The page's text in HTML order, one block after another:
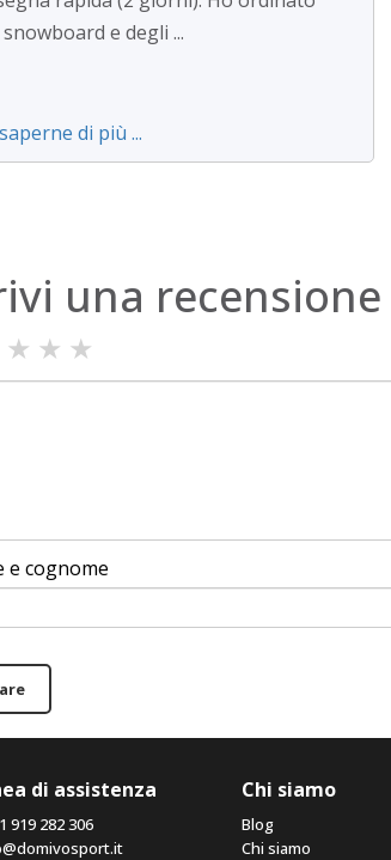
e degli ...
di più ...
una recensione
★ ★ ★
e cognome
di assistenza
919 282 306
Chi siamo
Blog
Chi siamo